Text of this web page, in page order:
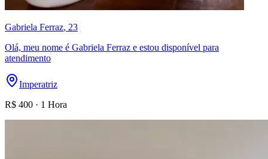
Gabriela Ferraz, 23
Olá, meu nome é Gabriela Ferraz e estou disponível para
atendimento
Imperatriz
R$ 400 · 1 Hora